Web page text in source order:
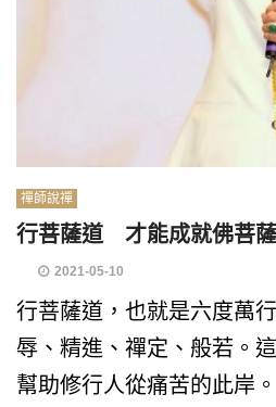
禪師說禪
行菩薩道 才能成就佛菩薩
2021-05-10
行菩薩道，也就是六度萬
辱、精進、禪定、般若。
幫助修行人從痛苦的此岸。